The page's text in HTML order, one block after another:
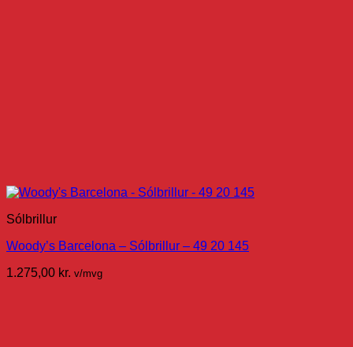
Sólbrillur
Woody’s Barcelona – Sólbrillur – 49 20 145
1.275,00 kr. v/mvg